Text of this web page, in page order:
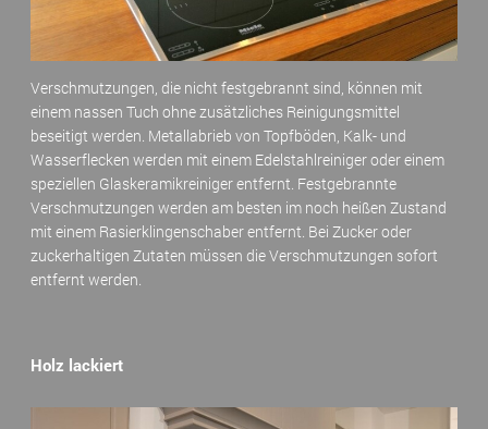
Verschmutzungen, die nicht festgebrannt sind, können mit
einem nassen Tuch ohne zusätzliches Reinigungsmittel
beseitigt werden. Metallabrieb von Topfböden, Kalk- und
Wasserflecken werden mit einem Edelstahlreiniger oder einem
speziellen Glaskeramikreiniger entfernt. Festgebrannte
Verschmutzungen werden am besten im noch heißen Zustand
mit einem Rasierklingenschaber entfernt. Bei Zucker oder
zuckerhaltigen Zutaten müssen die Verschmutzungen sofort
entfernt werden.
Holz lackiert